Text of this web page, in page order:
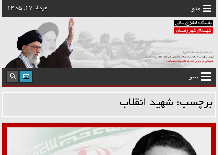
پرش
محتوا
منو مرداد 17, 1405
منو
برچسب:شهید انقلاب